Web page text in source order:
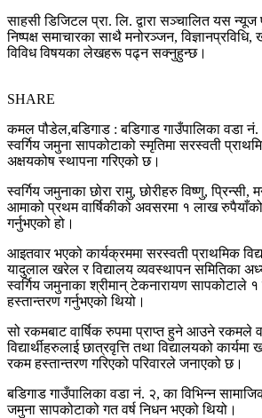
साहसी डिजिटल प्रा. लि. द्वारा सञ्चालित यस न्यूज
निष्पक्ष समाचारका साथै मनोरञ्जन,
विविध विषयका लेखहरू पढ्न सक्नुहुन्छ।
SHARE
कमल पौडेल,बडिगाड : बडिगाड गाउँपालिका वडा नं.
स्वर्गिय जमुना सापकोटाको स्मृतिमा सरस्वती
अक्षयकोष स्थापना गरिएको छ।
स्वर्गिय जमुनाका छोरा रामु, छोरीहरु विष्णु, प्रिन्सी,
आमाको प्रथम वार्षिकीको अवसरमा १ लाख
गर्नुभएको हो।
आइतवार भएको कार्यक्रममा सरस्वती प्राथमिक
यादुलाल खरेल र विद्यालय व्यवस्थापन समितिका
स्वर्गिय जमुनाका श्रीमान् टेकनारायण सापकोटाले
हस्तान्तरण गर्नुभएको थियो।
सो रकमबाट वार्षिक रुपमा प्राप्त हुने आउने रकमले
विद्यार्थीहरुलाई छात्रवृत्ति तथा विद्यालयको कार्यमा
रकम हस्तान्तरण गरिएको परिवारले जनाएको छ।
बडिगाड गाउँपालिका वडा नं. २, का विभिन्न
जमुना सापकोटाको गत वर्ष निधन भएको थियो।